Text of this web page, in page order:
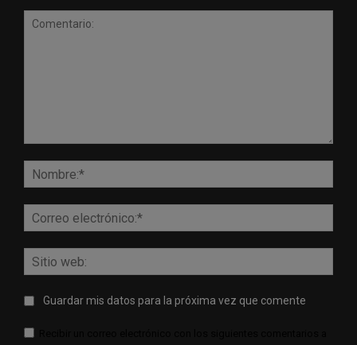
Guardar mis datos para la próxima vez que comente